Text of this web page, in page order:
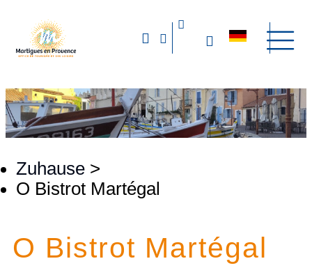
Zuhause >
O Bistrot Martégal
O Bistrot Martégal